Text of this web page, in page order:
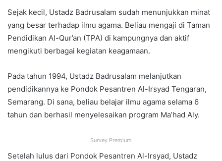
Sejak kecil, Ustadz Badrusalam sudah menunjukkan minat
yang besar terhadap ilmu agama. Beliau mengaji di Taman
Pendidikan Al-Qur’an (TPA) di kampungnya dan aktif
mengikuti berbagai kegiatan keagamaan.
Pada tahun 1994, Ustadz Badrusalam melanjutkan
pendidikannya ke Pondok Pesantren Al-Irsyad Tengaran,
Semarang. Di sana, beliau belajar ilmu agama selama 6
tahun dan berhasil menyelesaikan program Ma’had Aly.
Survey Premium
Setelah lulus dari Pondok Pesantren Al-Irsyad, Ustadz